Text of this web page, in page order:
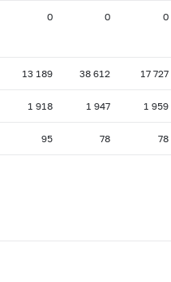
0 0 0
13 189 38 612 17 727
1 918 1 947 1 959
95 78 78